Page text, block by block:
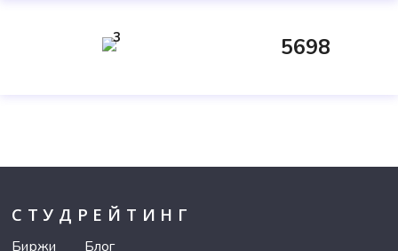
3 5698
СТУДРЕЙТИНГ
Биржи Блог